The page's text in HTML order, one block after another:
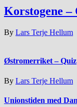
Korstogene –
By Lars Terje Hellum
Østromerriket – Quiz
By Lars Terje Hellum
Unionstiden med